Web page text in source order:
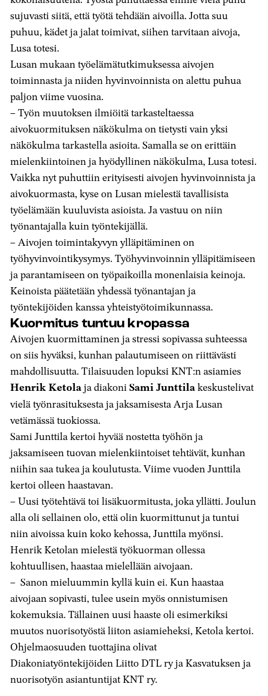
sujuvasti siitä, että työtä tehdään aivoilla. Jotta suu
puhuu, kädet ja jalat toimivat, siihen tarvitaan aivoja,
Lusa totesi.
Lusan mukaan työelämätutkimuksessa aivojen
toiminnasta ja niiden hyvinvoinnista on alettu puhua
paljon viime vuosina.
– Työn muutoksen ilmiöitä tarkasteltaessa
aivokuormituksen näkökulma on tietysti vain yksi
näkökulma tarkastella asioita. Samalla se on erittäin
mielenkiintoinen ja hyödyllinen näkökulma, Lusa totesi.
Vaikka nyt puhuttiin erityisesti aivojen hyvinvoinnista ja
aivokuormasta, kyse on Lusan mielestä tavallisista
työelämään kuuluvista asioista. Ja vastuu on niin
työnantajalla kuin työntekijällä.
– Aivojen toimintakyvyn ylläpitäminen on
työhyvinvointikysymys. Työhyvinvoinnin ylläpitämiseen
ja parantamiseen on työpaikoilla monenlaisia keinoja.
Keinoista päätetään yhdessä työnantajan ja
työntekijöiden kanssa yhteistyötoimikunnassa.
Kuormitus tuntuu kropassa
Aivojen kuormittaminen ja stressi sopivassa suhteessa
on siis hyväksi, kunhan palautumiseen on riittävästi
mahdollisuutta. Tilaisuuden lopuksi KNT:n asiamies
Henrik Ketolaja diakoniSami Junttilakeskustelivat
vielä työnrasituksesta ja jaksamisesta Arja Lusan
vetämässä tuokiossa.
Sami Junttila kertoi hyvää nostetta työhön ja
jaksamiseen tuovan mielenkiintoiset tehtävät, kunhan
niihin saa tukea ja koulutusta. Viime vuoden Junttila
kertoi olleen haastavan.
– Uusi työtehtävä toi lisäkuormitusta, joka yllätti. Joulun
alla oli sellainen olo, että olin kuormittunut ja tuntui
niin aivoissa kuin koko kehossa, Junttila myönsi.
Henrik Ketolan mielestä työkuorman ollessa
kohtuullisen, haastaa mielellään aivojaan.
– Sanon mieluummin kyllä kuin ei. Kun haastaa
aivojaan sopivasti, tulee usein myös onnistumisen
kokemuksia. Tällainen uusi haaste oli esimerkiksi
muutos nuorisotyöstä liiton asiamieheksi, Ketola kertoi.
Ohjelmaosuuden tuottajina olivat
Diakoniatyöntekijöiden Liitto DTL ry ja Kasvatuksen ja
nuorisotyön asiantuntijat KNT ry.